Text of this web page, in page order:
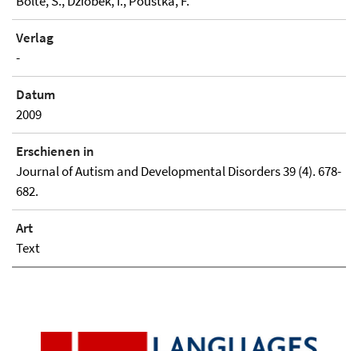
Verlag
-
Datum
2009
Erschienen in
Journal of Autism and Developmental Disorders 39 (4). 678-
682.
Art
Text